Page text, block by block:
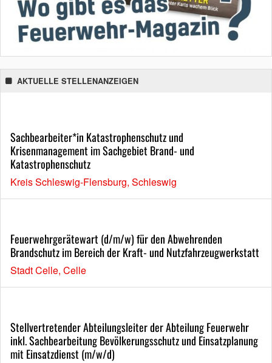
AKTUELLE STELLENANZEIGEN
Sachbearbeiter*in Katastrophenschutz und
Krisenmanagement im Sachgebiet Brand- und
Katastrophenschutz
Kreis Schleswig-Flensburg, Schleswig
Feuerwehrgerätewart (d/m/w) für den Abwehrenden
Brandschutz im Bereich der Kraft- und Nutzfahrzeugwerkstatt
Stadt Celle, Celle
Stellvertretender Abteilungsleiter der Abteilung Feuerwehr
inkl. Sachbearbeitung Bevölkerungsschutz und Einsatzplanung
mit Einsatzdienst (m/w/d)